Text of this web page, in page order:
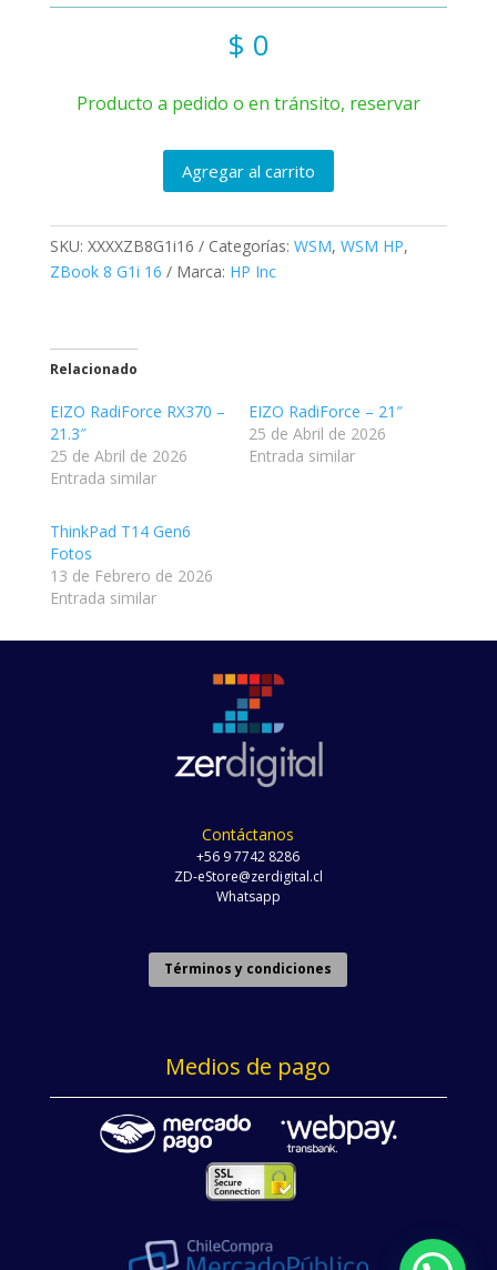
$ 0
Producto a pedido o en tránsito, reservar
Agregar al carrito
SKU: XXXXZB8G1i16 Categorías: WSM, WSM HP,
ZBook 8 G1i 16
Marca: HP Inc
Relacionado
EIZO RadiForce RX370 –
21.3″
25 de Abril de 2026
Entrada similar
EIZO RadiForce – 21″
25 de Abril de 2026
Entrada similar
ThinkPad T14 Gen6
Fotos
13 de Febrero de 2026
Entrada similar
Contáctanos
+56 9 7742 8286
ZD-eStore@zerdigital.cl
Whatsapp
Términos y condiciones
Medios de pago